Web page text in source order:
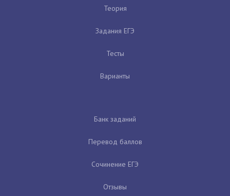
Теория
Задания ЕГЭ
Тесты
Варианты
Банк заданий
Перевод баллов
Сочинение ЕГЭ
Отзывы